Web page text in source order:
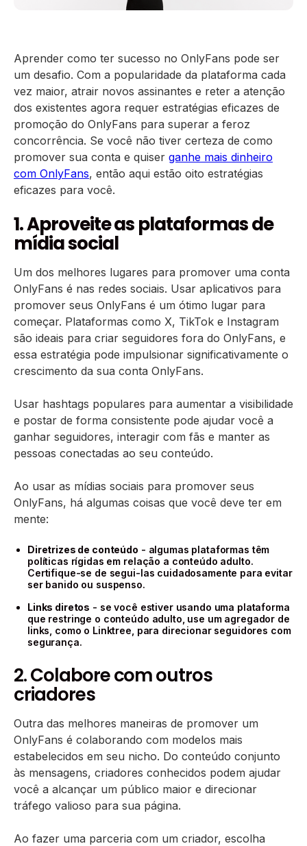
Aprender como ter sucesso no OnlyFans pode ser
um desafio. Com a popularidade da plataforma cada
vez maior, atrair novos assinantes e reter a atenção
dos existentes agora requer estratégias eficazes de
promoção do OnlyFans para superar a feroz
concorrência. Se você não tiver certeza de como
promover sua conta e quiser ganhe mais dinheiro
com OnlyFans, então aqui estão oito estratégias
eficazes para você.
1. Aproveite as plataformas de
mídia social
Um dos melhores lugares para promover uma conta
OnlyFans é nas redes sociais. Usar aplicativos para
promover seus OnlyFans é um ótimo lugar para
começar. Plataformas como X, TikTok e Instagram
são ideais para criar seguidores fora do OnlyFans, e
essa estratégia pode impulsionar significativamente o
crescimento da sua conta OnlyFans.
Usar hashtags populares para aumentar a visibilidade
e postar de forma consistente pode ajudar você a
ganhar seguidores, interagir com fãs e manter as
pessoas conectadas ao seu conteúdo.
Ao usar as mídias sociais para promover seus
OnlyFans, há algumas coisas que você deve ter em
mente:
Diretrizes de conteúdo - algumas plataformas têm
políticas rígidas em relação a conteúdo adulto.
Certifique-se de segui-las cuidadosamente para evitar
ser banido ou suspenso.
Links diretos - se você estiver usando uma plataforma
que restringe o conteúdo adulto, use um agregador de
links, como o Linktree, para direcionar seguidores com
segurança.
2. Colabore com outros
criadores
Outra das melhores maneiras de promover um
OnlyFans é colaborando com modelos mais
estabelecidos em seu nicho. Do conteúdo conjunto
às mensagens, criadores conhecidos podem ajudar
você a alcançar um público maior e direcionar
tráfego valioso para sua página.
Ao fazer uma parceria com um criador, escolha